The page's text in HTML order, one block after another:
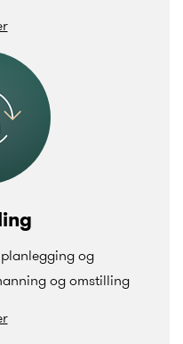
og
og omstilling